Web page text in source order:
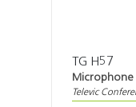
TG H57
Microphone
Televic